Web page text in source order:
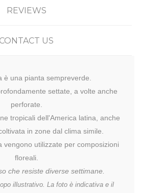
REVIEWS
CONTACT US
è una pianta sempreverde.
settate, a volte anche
perforate.
tropicali dell'America latina, anche
in zone dal clima simile.
vengono utilizzate per composizioni
floreali.
che resiste diverse settimane.
illustrativo. La foto è indicativa e il